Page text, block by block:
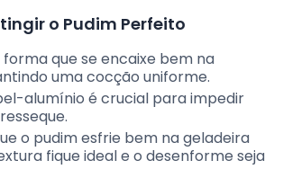
o Pudim Perfeito
forma que se encaixe bem na
uma cocção uniforme.
alumínio é crucial para impedir
o pudim esfrie bem na geladeira
fique ideal e o desenforme seja